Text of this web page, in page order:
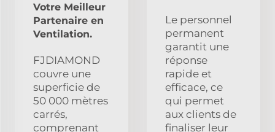
Votre Meilleur
Partenaire en
Ventilation.
FJDIAMOND
couvre une
superficie de
50 000 mètres
carrés,
comprenant
Le personnel
permanent
garantit une
réponse
rapide et
efficace, ce
qui permet
aux clients de
finaliser leur